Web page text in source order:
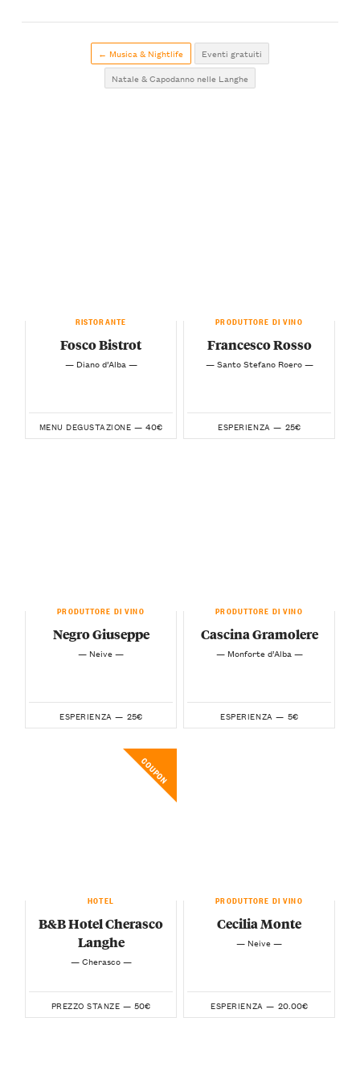
← Musica & Nightlife
Eventi gratuiti
Natale & Capodanno nelle Langhe
RISTORANTE
Fosco Bistrot
— Diano d’Alba —
MENU DEGUSTAZIONE — 40€
PRODUTTORE DI VINO
Francesco Rosso
— Santo Stefano Roero —
ESPERIENZA — 25€
PRODUTTORE DI VINO
Negro Giuseppe
— Neive —
ESPERIENZA — 25€
PRODUTTORE DI VINO
Cascina Gramolere
— Monforte d’Alba —
ESPERIENZA — 5€
COUPON
HOTEL
B&B Hotel Cherasco
Langhe
— Cherasco —
PREZZO STANZE — 50€
PRODUTTORE DI VINO
Cecilia Monte
— Neive —
ESPERIENZA — 20.00€